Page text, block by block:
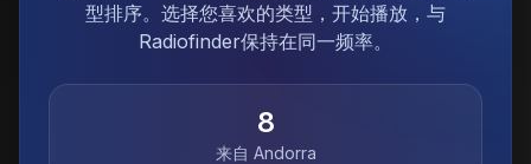
型排序。选择您喜欢的类型，开始播放，与
Radiofinder保持在同一频率。
8
来自 Andorra